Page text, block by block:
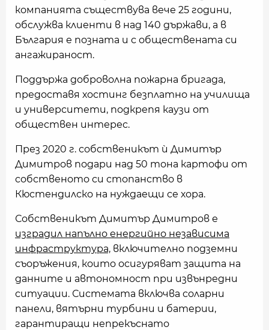
компанията съществува вече 25 години,
обслужва клиенти в над 140 държави, а в
България е позната и с обществената си
ангажираност.
Поддържа доброволна пожарна бригада,
предоставя хостинг безплатно на училища
и университети, подкрепя каузи от
обществен интерес.
През 2020 г. собственикът ѝ Димитър
Димитров подари над 50 тона картофи от
собственото си стопанство в
Кюстендилско на нуждаещи се хора.
Собственикът Димитър Димитров е
изградил напълно енергийно независима
инфраструктура, включително подземни
съоръжения, които осигуряват защита на
данните и автономност при извънредни
ситуации. Системата включва соларни
панели, вятърни турбини и батерии,
гарантиращи непрекъснато